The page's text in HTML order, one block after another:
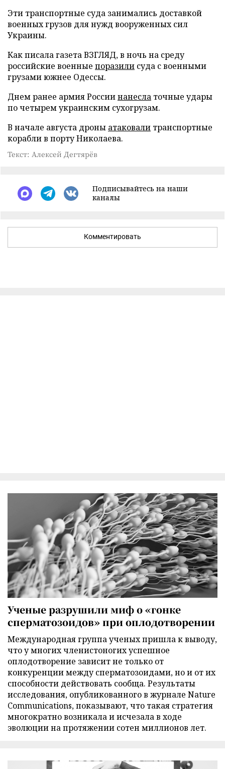
Эти транспортные суда занимались доставкой
военных грузов для нужд вооруженных сил
Украины.
Как писала газета ВЗГЛЯД, в ночь на среду
российские военные поразили суда с военными
грузами южнее Одессы.
Днем ранее армия Россиинанесла точные удары
по четырем украинским сухогрузам.
В начале августа дроны атаковали транспортные
корабли в порту Николаева.
Текст: Алексей Дегтярёв
Подписывайтесь на наши
каналы
Комментировать
Ученые разрушили миф о «гонке
сперматозоидов» при оплодотворении
Международная группа ученых пришла к выводу,
что у многих членистоногих успешное
оплодотворение зависит не только от
конкуренции между сперматозоидами, но и от их
способности действовать сообща. Результаты
исследования, опубликованного в журнале Nature
Communications, показывают, что такая стратегия
многократно возникала и исчезала в ходе
эволюции на протяжении сотен миллионов лет.